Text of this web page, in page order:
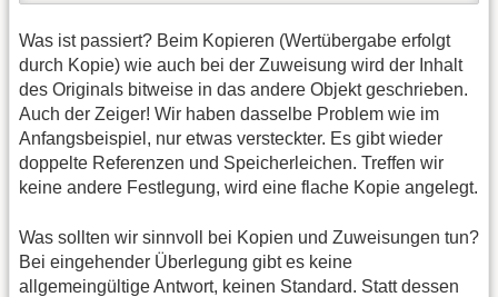
Was ist passiert? Beim Kopieren (Wertübergabe erfolgt
durch Kopie) wie auch bei der Zuweisung wird der Inhalt
des Originals bitweise in das andere Objekt geschrieben.
Auch der Zeiger! Wir haben dasselbe Problem wie im
Anfangsbeispiel, nur etwas versteckter. Es gibt wieder
doppelte Referenzen und Speicherleichen. Treffen wir
keine andere Festlegung, wird eine flache Kopie angelegt.
Was sollten wir sinnvoll bei Kopien und Zuweisungen tun?
Bei eingehender Überlegung gibt es keine
allgemeingültige Antwort, keinen Standard. Statt dessen